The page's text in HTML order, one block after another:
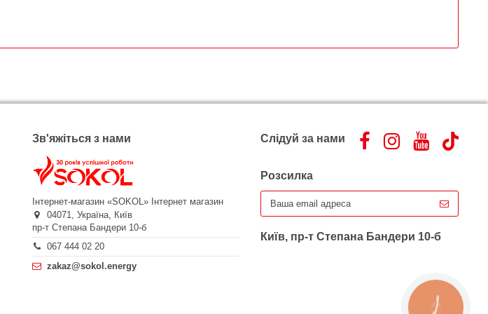
Зв'яжіться з нами
Інтернет-магазин «SOKOL» Інтернет магазин
04071,Україна,
Київ
пр-т Степана Бандери 10-б
067 444 02 20
zakaz@sokol.energy
Слідуй за нами
Розсилка
Київ, пр-т Степана Бандери 10-б
КНОПКА
ЗВ'ЯЗКУ